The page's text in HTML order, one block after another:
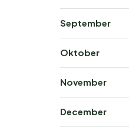
September
Oktober
November
December